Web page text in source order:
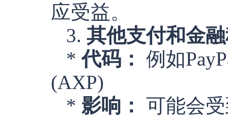
应受益。
3. 其他支付和金
*代码： 例如
(AXP)
* 影响： 可能会